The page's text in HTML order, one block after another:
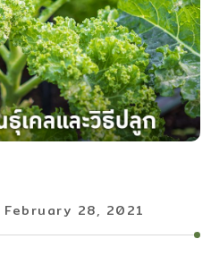
February 28, 2021